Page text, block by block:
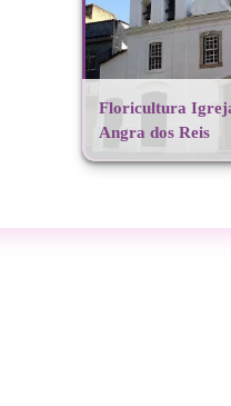
Floricultura
Angra dos Reis